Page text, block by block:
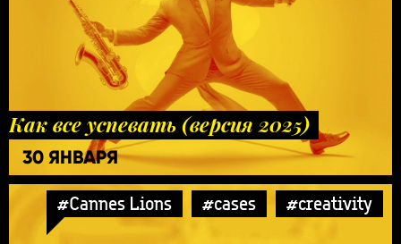
Как все успевать (версия 2025)
30 ЯНВАРЯ
#Cannes Lions #cases #creativity